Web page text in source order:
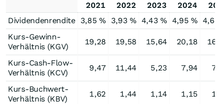
2021 2022 2023 2024
Dividendenrendite 3,85 % 3,93 % 4,43 % 4,95 % 4,61
Kurs-Gewinn-
Verhältnis (KGV)
19,28 19,58 15,64 20,18
Kurs-Cash-Flow-
Verhältnis (KCV)
9,47 11,44 5,23 7,94
Kurs-Buchwert-
Verhältnis (KBV)
1,62 1,44 1,14 1,15